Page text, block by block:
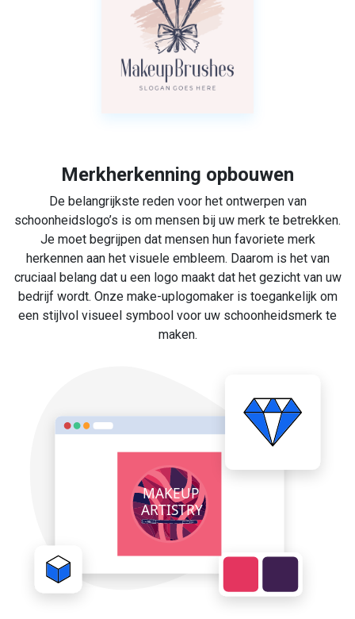
Merkherkenning opbouwen
De belangrijkste reden voor het ontwerpen van
schoonheidslogo’s is om mensen bij uw merk te betrekken.
Je moet begrijpen dat mensen hun favoriete merk
herkennen aan het visuele embleem. Daarom is het van
cruciaal belang dat u een logo maakt dat het gezicht van uw
bedrijf wordt. Onze make-uplogomaker is toegankelijk om
een stijlvol visueel symbool voor uw schoonheidsmerk te
maken.